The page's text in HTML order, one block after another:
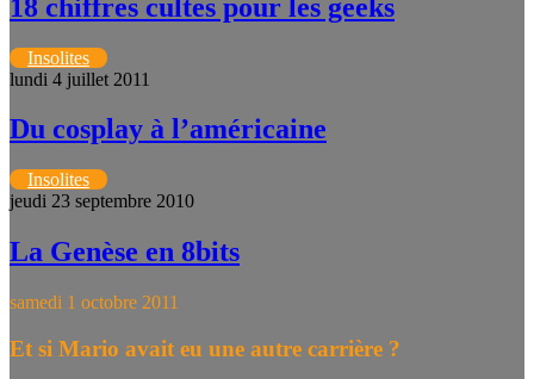
18 chiffres cultes pour les geeks
Insolites
lundi 4 juillet 2011
Du cosplay à l’américaine
Insolites
jeudi 23 septembre 2010
La Genèse en 8bits
samedi 1 octobre 2011
Et si Mario avait eu une autre carrière ?